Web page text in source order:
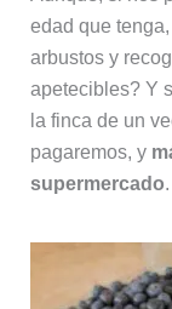
edad que
arbustos y
apetecibles? Y
la finca de un
pagaremos, y
supermercado.